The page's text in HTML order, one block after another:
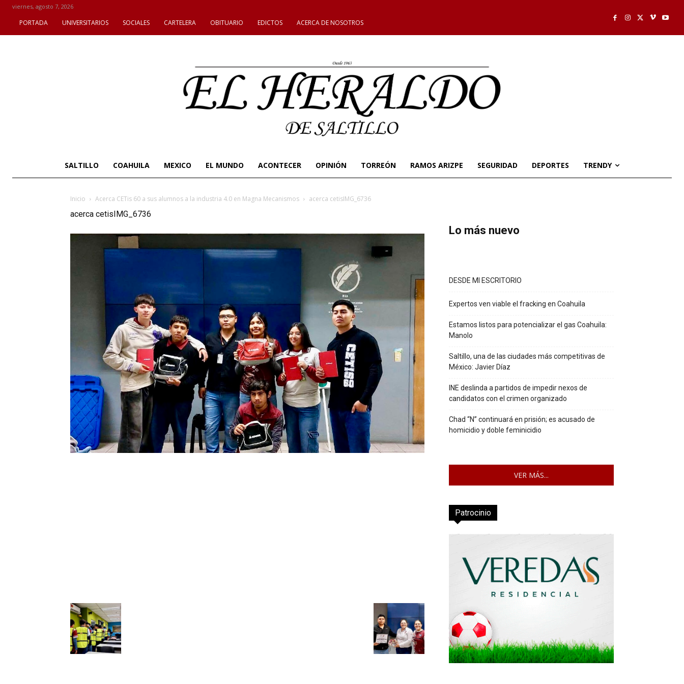
viernes, agosto 7, 2026
PORTADA UNIVERSITARIOS SOCIALES CARTELERA OBITUARIO EDICTOS ACERCA DE NOSOTROS
SALTILLO COAHUILA MEXICO EL MUNDO ACONTECER OPINIÓN TORREÓN RAMOS ARIZPE SEGURIDAD DEPORTES TRENDY
Inicio Acerca CETis 60 a sus alumnos a la industria 4.0 en Magna Mecanismos acerca cetisIMG_6736
acerca cetisIMG_6736
Lo más nuevo
DESDE MI ESCRITORIO
Expertos ven viable el fracking en Coahuila
Estamos listos para potencializar el gas Coahuila:
Manolo
Saltillo, una de las ciudades más competitivas de
México: Javier Díaz
INE deslinda a partidos de impedir nexos de
candidatos con el crimen organizado
Chad “N” continuará en prisión; es acusado de
homicidio y doble feminicidio
VER MÁS...
Patrocinio